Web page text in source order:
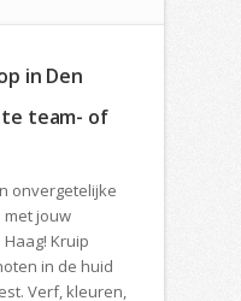
in Den
team- of
onvergetelijke
met jouw
Haag! Kruip
in de huid
Verf, kleuren,